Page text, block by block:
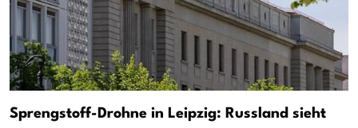
Sprengstoff-Drohne in Leipzig: Russland sieht